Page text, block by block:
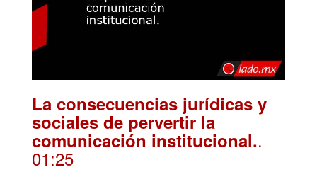
La consecuencias jurídicas y
sociales de pervertir la
comunicación institucional..
01:25